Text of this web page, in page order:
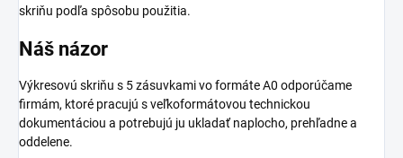
skriňu podľa spôsobu použitia.
Náš názor
Výkresovú skriňu s 5 zásuvkami vo formáte A0 odporúčame
firmám, ktoré pracujú s veľkoformátovou technickou
dokumentáciou a potrebujú ju ukladať naplocho, prehľadne a
oddelene.